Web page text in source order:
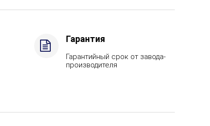
Гарантия
Гарантийный срок от завода-
производителя